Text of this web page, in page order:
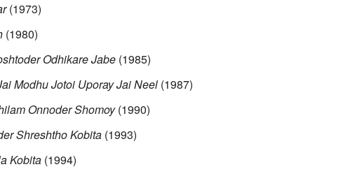
(1973)
(1980)
Odhikare Jabe(1985)
Modhu Jotoi Uporay Jai Neel(1987)
Onnoder Shomoy(1990)
Shreshtho Kobita(1993)
Kobita(1994)